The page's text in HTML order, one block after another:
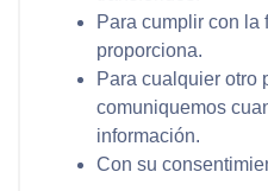
Para cumplir con la
proporciona.
Para cualquier otro
comuniquemos
información.
Con su